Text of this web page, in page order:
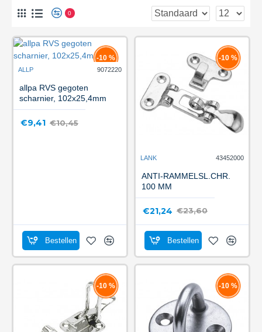
0
-10 %
ALLP 9072220
allpa RVS gegoten
scharnier, 102x25,4mm
€9,41 €10,45
Bestellen
-10 %
LANK 43452000
ANTI-RAMMELSL.CHR.
100 MM
€21,24 €23,60
Bestellen
-10 % -10 %